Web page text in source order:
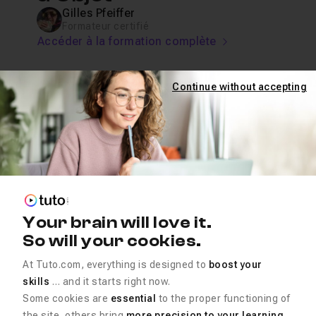
Gilles Pfeiffer
Accéder à la formation complète